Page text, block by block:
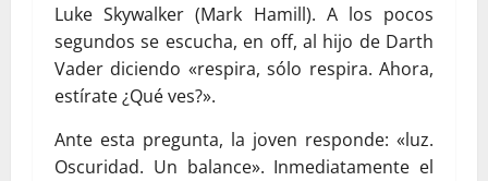
Luke Skywalker (Mark Hamill). A los pocos
segundos se escucha, en off, al hijo de Darth
Vader diciendo «respira, sólo respira. Ahora,
estírate ¿Qué ves?».
Ante esta pregunta, la joven responde: «luz.
Oscuridad. Un balance». Inmediatamente el